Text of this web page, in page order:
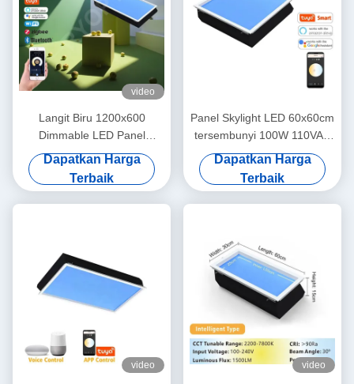
video
Langit Biru 1200x600
Dimmable LED Panel
Natural Daylight False
Ceilings
Dapatkan Harga
Terbaik
Panel Skylight LED 60x60cm
tersembunyi 100W 110VAC
7800K Dapat Diredupkan
Dapatkan Harga
Terbaik
video video